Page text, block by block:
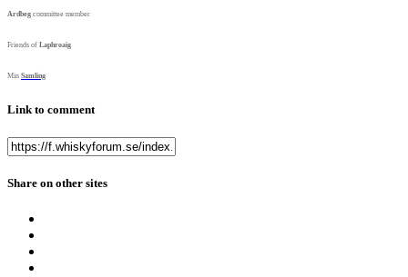
Ardbeg committee member
Friends of Laphroaig
Min Samling
Link to comment
Share on other sites